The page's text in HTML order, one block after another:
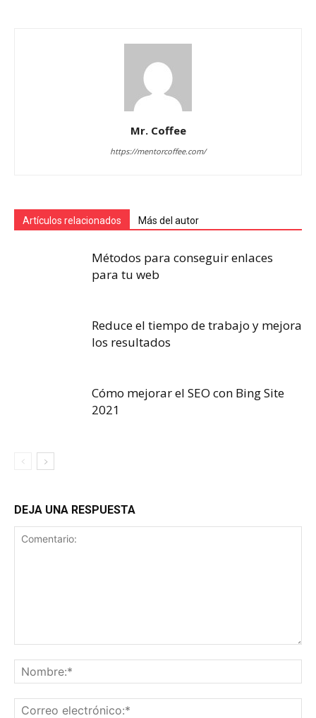
Mr. Coffee
https://mentorcoffee.com/
Artículos relacionados Más del autor
Métodos para conseguir enlaces
para tu web
Reduce el tiempo de trabajo y mejora
los resultados
Cómo mejorar el SEO con Bing Site
2021
DEJA UNA RESPUESTA